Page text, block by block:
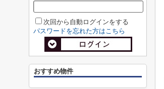
次回から自動ログインをする
パスワードを忘れた方はこちら
おすすめ物件